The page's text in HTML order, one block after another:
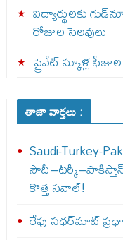
విద్యార్థులకు
రోజుల సెలవులు
ప్రైవేట్ స్కూళ్ల
తాజా వార్తలు :
Saudi-Turkey-
కొత్త సవాల్!
రేపు సధర్‌మాట్‌